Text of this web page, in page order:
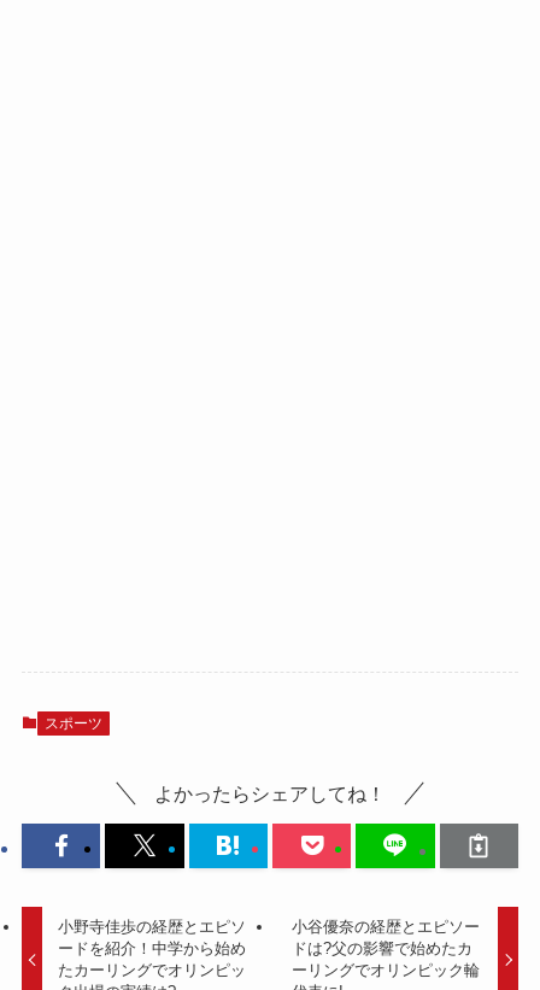
スポーツ
よかったらシェアしてね！
小野寺佳歩の経歴とエピソ
ードを紹介！中学から始め
たカーリングでオリンピッ
小谷優奈の経歴とエピソー
ドは?父の影響で始めたカ
ーリングでオリンピック輪